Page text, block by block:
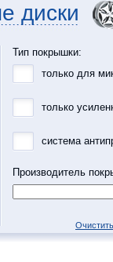
диски
Тип покрышки:
только для
только
система
Производитель